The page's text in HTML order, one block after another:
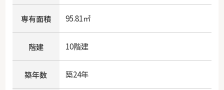
専有面積 95.81㎡
階建 10階建
築年数 築24年